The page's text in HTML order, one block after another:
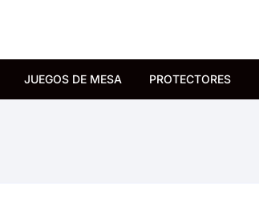
JUEGOS DE MESA PROTECTORES